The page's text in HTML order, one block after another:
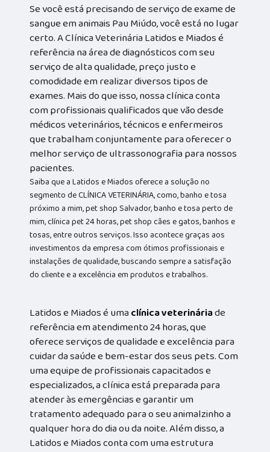
Se você está precisando de serviço de exame de
sangue em animais Pau Miúdo, você está no lugar
certo. A Clínica Veterinária Latidos e Miados é
referência na área de diagnósticos com seu
serviço de alta qualidade, preço justo e
comodidade em realizar diversos tipos de
exames. Mais do que isso, nossa clínica conta
com profissionais qualificados que vão desde
médicos veterinários, técnicos e enfermeiros
que trabalham conjuntamente para oferecer o
melhor serviço de ultrassonografia para nossos
pacientes.
Saiba que a Latidos e Miados oferece a solução no
segmento de CLÍNICA VETERINÁRIA, como, banho e tosa
próximo a mim, pet shop Salvador, banho e tosa perto de
mim, clínica pet 24 horas, pet shop cães e gatos, banhos e
tosas, entre outros serviços. Isso acontece graças aos
investimentos da empresa com ótimos profissionais e
instalações de qualidade, buscando sempre a satisfação
do cliente e a excelência em produtos e trabalhos.
Latidos e Miados é umaclínica veterináriade
referência em atendimento 24 horas, que
oferece serviços de qualidade e excelência para
cuidar da saúde e bem-estar dos seus pets. Com
uma equipe de profissionais capacitados e
especializados, a clínica está preparada para
atender às emergências e garantir um
tratamento adequado para o seu animalzinho a
qualquer hora do dia ou da noite. Além disso, a
Latidos e Miados conta com uma estrutura